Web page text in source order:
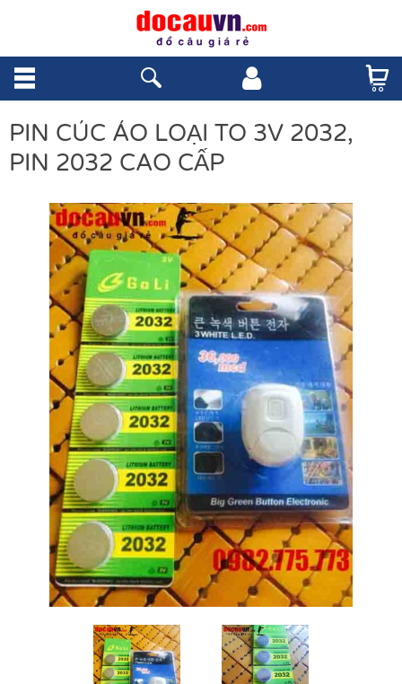
PIN CÚC ÁO LOẠI TO 3V 2032,
PIN 2032 CAO CẤP